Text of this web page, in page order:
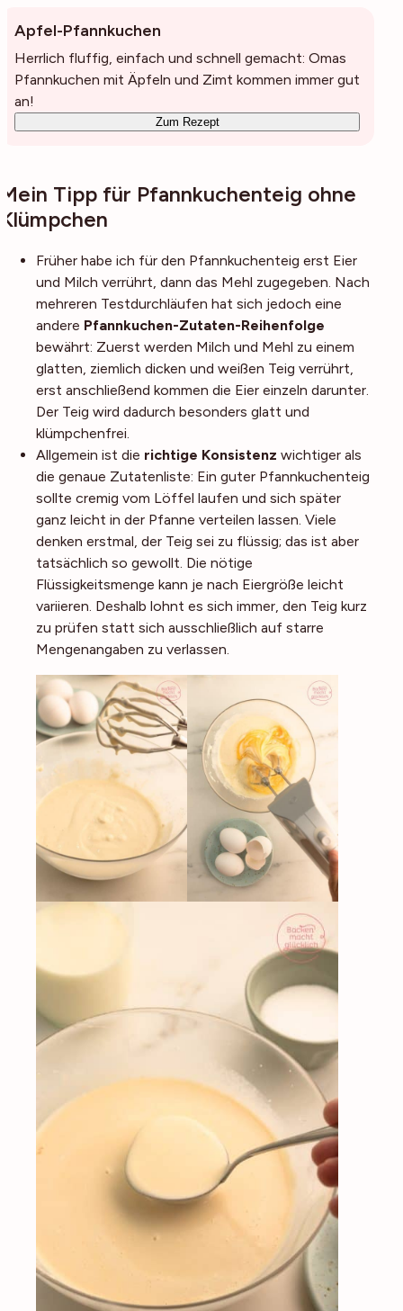
Apfel-Pfannkuchen
Herrlich fluffig, einfach und schnell gemacht: Omas
Pfannkuchen mit Äpfeln und Zimt kommen immer gut
an!
Zum Rezept
Mein Tipp für Pfannkuchenteig ohne
Klümpchen
Früher habe ich für den Pfannkuchenteig erst Eier
und Milch verrührt, dann das Mehl zugegeben. Nach
mehreren Testdurchläufen hat sich jedoch eine
andere Pfannkuchen-Zutaten-Reihenfolge
bewährt: Zuerst werden Milch und Mehl zu einem
glatten, ziemlich dicken und weißen Teig verrührt,
erst anschließend kommen die Eier einzeln darunter.
Der Teig wird dadurch besonders glatt und
klümpchenfrei.
Allgemein ist die richtige Konsistenz wichtiger als
die genaue Zutatenliste: Ein guter Pfannkuchenteig
sollte cremig vom Löffel laufen und sich später
ganz leicht in der Pfanne verteilen lassen. Viele
denken erstmal, der Teig sei zu flüssig; das ist aber
tatsächlich so gewollt. Die nötige
Flüssigkeitsmenge kann je nach Eiergröße leicht
variieren. Deshalb lohnt es sich immer, den Teig kurz
zu prüfen statt sich ausschließlich auf starre
Mengenangaben zu verlassen.